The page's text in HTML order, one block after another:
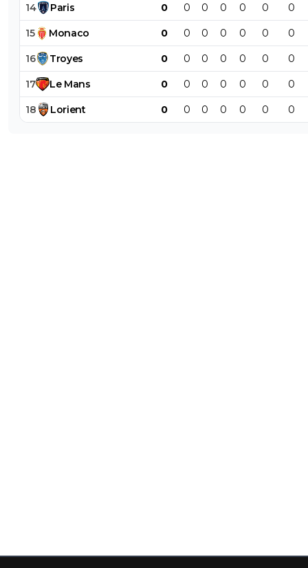
14 Paris 0 0 0 0 0 0 0
15 Monaco 0 0 0 0 0 0 0
16 Troyes 0 0 0 0 0 0 0
17 Le Mans 0 0 0 0 0 0 0
18 Lorient 0 0 0 0 0 0 0